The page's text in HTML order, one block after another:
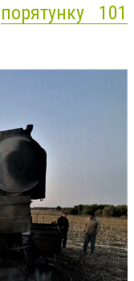
порятунку 101